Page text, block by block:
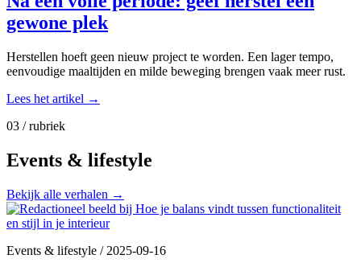
gewone plek
Herstellen hoeft geen nieuw project te worden. Een lager tempo,
eenvoudige maaltijden en milde beweging brengen vaak meer rust.
Lees het artikel →
03 / rubriek
Events & lifestyle
Bekijk alle verhalen →
Events & lifestyle /2025-09-16